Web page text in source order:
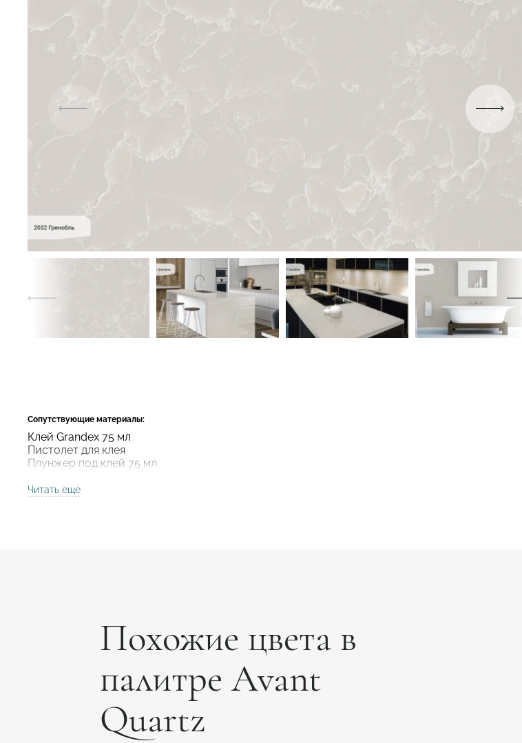
Сопутствующие материалы:
Клей Grandex 75 мл
Пистолет для клея
Плунжер под клей 75 мл
Читать еще
Похожие цвета в
палитре Avant
Quartz
Подтвердите, что вы не робот
ОТПРАВИТЬ ЗАЯВКУ
Подтвердите, что вы не робот
ОТПРАВИТЬ ПРОЕКТ
Подтвердите, что вы не робот
ОТПРАВИТЬ